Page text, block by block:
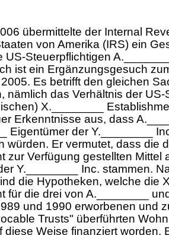
übermittelte der Internal
von Amerika (IRS) ein
US-Steuerpflichtigen
ist ein Ergänzungsgesuch
Es betrifft den gleichen
nämlich das Verhältnis der
X.________
Erkenntnisse aus, dass
Eigentümer der Y.________
würden. Er vermutet, dass die
zur Verfügung gestellten Mittel
Y.________ Inc. stammen.
die Hypotheken, welche die
für die drei von A.________
und 1990 erworbenen und
Trusts" überführten
diese Weise finanziert worden.